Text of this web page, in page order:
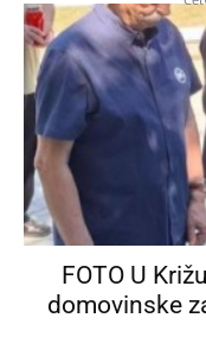
FOTO U
domovinske